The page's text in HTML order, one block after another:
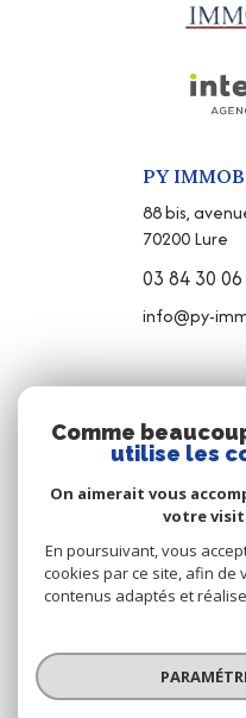
PY
88 bis,
70200Lure
03 84 30
info@py-
© 2026 |
Nos
Comme
utilise les
On aimerait vous
votre
En poursuivant, vous
cookies par ce site, afin de
contenus adaptés et